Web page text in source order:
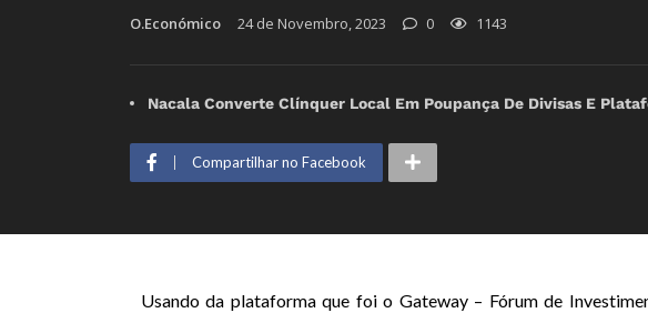
O.Económico 24 de Novembro, 2023 0 1143
Nacala Converte Clínquer Local Em Poupança De Divisas E
Compartilhar no Facebook
Usando da plataforma que foi o Gateway – Fórum de